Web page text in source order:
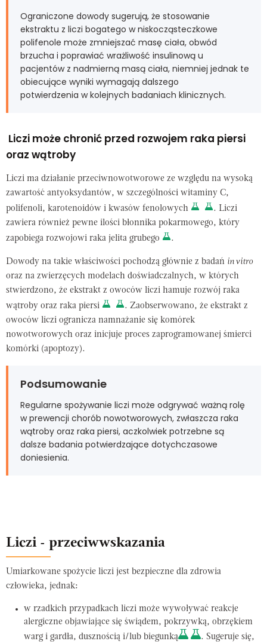
Ograniczone dowody sugerują, że stosowanie
ekstraktu z liczi bogatego w niskocząsteczkowe
polifenole może zmniejszać masę ciała, obwód
brzucha i poprawiać wrażliwość insulinową u
pacjentów z nadmierną masą ciała, niemniej jednak te
obiecujące wyniki wymagają dalszego
potwierdzenia w kolejnych badaniach klinicznych.
Liczi może chronić przed rozwojem raka piersi
oraz wątroby
Liczi ma działanie przeciwnowotworowe ze względu na wysoką
zawartość antyoksydantów, w szczególności witaminy C,
polifenoli, karotenoidów i kwasów fenolowych
. Liczi
zawiera również pewne ilości błonnika pokarmowego, który
zapobiega rozwojowi raka jelita grubego
.
Dowody na takie właściwości pochodzą głównie z badań in vitro
oraz na zwierzęcych modelach doświadczalnych, w których
stwierdzono, że ekstrakt z owoców liczi hamuje rozwój raka
wątroby oraz raka piersi
. Zaobserwowano, że ekstrakt z
owoców liczi ogranicza namnażanie się komórek
nowotworowych oraz inicjuje proces zaprogramowanej śmierci
komórki (apoptozy).
Podsumowanie
Regularne spożywanie liczi może odgrywać ważną rolę
w prewencji chorób nowotworowych, zwłaszcza raka
wątroby oraz raka piersi, aczkolwiek potrzebne są
dalsze badania potwierdzające dotychczasowe
doniesienia.
Liczi - przeciwwskazania
Umiarkowane spożycie liczi jest bezpieczne dla zdrowia
człowieka, jednak:
w rzadkich przypadkach liczi może wywoływać reakcje
alergiczne objawiające się świądem, pokrzywką, obrzękiem
warg i gardła, dusznością i/lub biegunką
. Sugeruje się,